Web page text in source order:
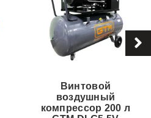
Винтовой
воздушный
компрессор 200 л